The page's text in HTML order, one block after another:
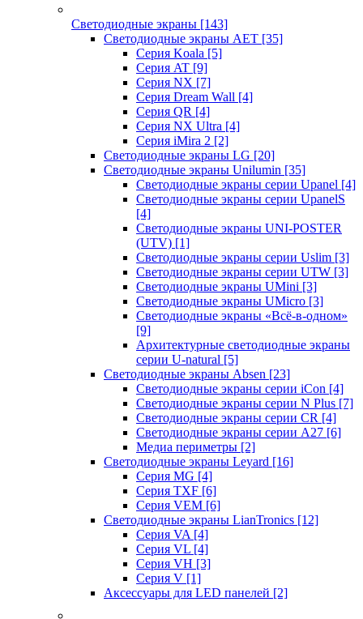
Светодиодные экраны [143]
Светодиодные экраны AET [35]
Cерия Koala [5]
Серия AT [9]
Серия NX [7]
Серия Dream Wall [4]
Серия QR [4]
Серия NX Ultra [4]
Серия iMira 2 [2]
Светодиодные экраны LG [20]
Светодиодные экраны Unilumin [35]
Светодиодные экраны серии Upanel [4]
Светодиодные экраны серии UpanelS
[4]
Светодиодные экраны UNI-POSTER
(UTV) [1]
Светодиодные экраны серии Uslim [3]
Светодиодные экраны серии UTW [3]
Светодиодные экраны UMini [3]
Светодиодные экраны UMicro [3]
Светодиодные экраны «Всё-в-одном»
[9]
Архитектурные светодиодные экраны
серии U-natural [5]
Светодиодные экраны Absen [23]
Светодиодные экраны серии iCon [4]
Светодиодные экраны серии N Plus [7]
Светодиодные экраны серии CR [4]
Светодиодные экраны серии А27 [6]
Медиа периметры [2]
Светодиодные экраны Leyard [16]
Серия MG [4]
Серия TXF [6]
Серия VEM [6]
Светодиодные экраны LianTronics [12]
Серия VA [4]
Серия VL [4]
Серия VH [3]
Серия V [1]
Аксессуары для LED панелей [2]